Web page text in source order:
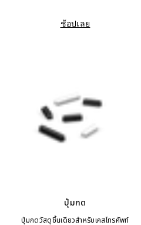
ช้อปเลย
ปุ่มกด
ปุ่มกดวัสดุชิ้นเดียวสำหรับเคสโทรศัพท์